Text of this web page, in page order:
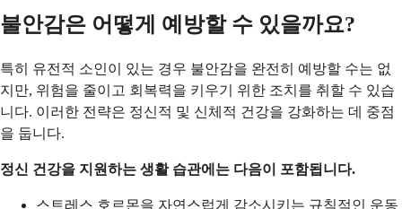
불안감은 어떻게 예방할 수 있을까요?
특히 유전적 소인이 있는 경우 불안감을 완전히 예방할 수는 없
지만, 위험을 줄이고 회복력을 키우기 위한 조치를 취할 수 있습
니다. 이러한 전략은 정신적 및 신체적 건강을 강화하는 데 중점
을 둡니다.
정신 건강을 지원하는 생활 습관에는 다음이 포함됩니다.
스트레스 호르몬을 자연스럽게 감소시키는 규칙적인 운동